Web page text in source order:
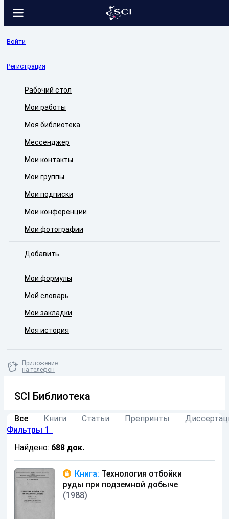
Войти
Регистрация
Рабочий стол
Мои работы
Моя библиотека
Мессенджер
Мои контакты
Мои группы
Мои подписки
Мои конференции
Мои фотографии
Добавить
Мои формулы
Мой словарь
Мои закладки
Моя история
Приложение
на телефон
SCI Библиотека
Все Книги Статьи Препринты
Фильтры 1
Найдено: 688 док.
Книга: Технология отбойки
руды при подземной добыче
(1988)